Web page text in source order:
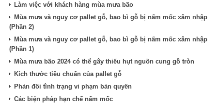
Làm việc với khách hàng mùa mưa bão
Mùa mưa và nguy cơ pallet gỗ, bao bì gỗ bị nấm mốc xâm nhập
(Phần 2)
Mùa mưa và nguy cơ pallet gỗ, bao bì gỗ bị nấm mốc xâm nhập
(Phần 1)
Mùa mưa bão 2024 có thể gây thiếu hụt nguồn cung gỗ tròn
Kích thước tiêu chuẩn của pallet gỗ
Phản đối tình trạng vi phạm bản quyền
Các biện pháp hạn chế nấm mốc